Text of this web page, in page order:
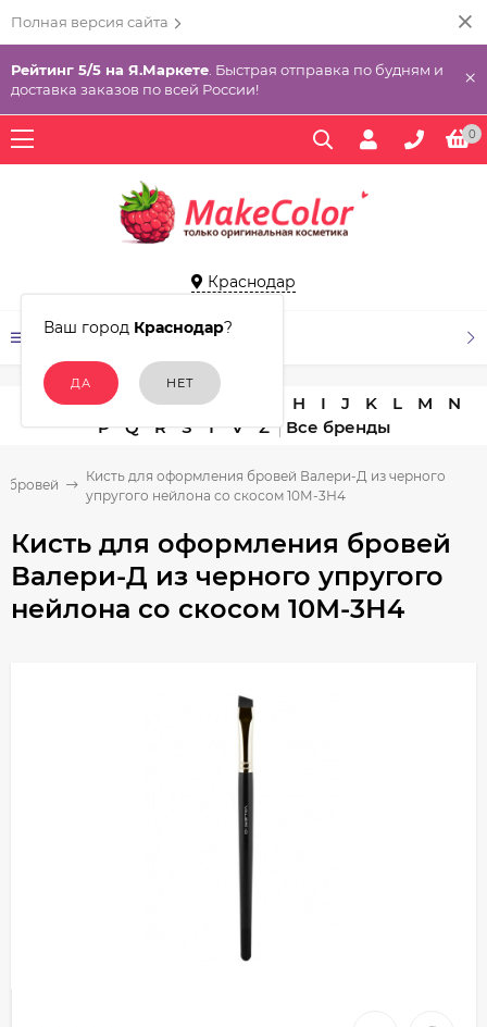
Полная версия сайта
Рейтинг 5/5 на Я.Маркете . Быстрая отправка по будням и
доставка заказов по всей России!
×
0
Краснодар
Ваш город Краснодар?
КАТАЛОГ ТОВАРОВ
A C D E H I J K L M
N
P
Q R S T V Z
бровей
Кисть для оформления бровей Валери-Д из черного
упругого нейлона со скосом 10М-3Н4
Кисть для оформления бровей
Валери-Д из черного упругого
нейлона со скосом 10М-3Н4